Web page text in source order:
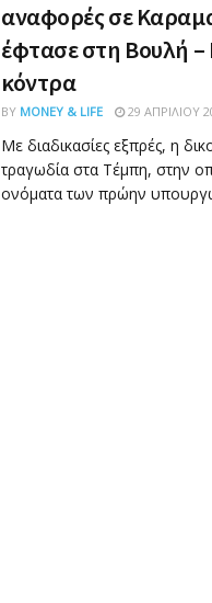
αναφορές σε
έφτασε στη Βουλή –
κόντρα
BY MONEY & LIFE 29 ΑΠΡΙΛΊΟΥ
Με διαδικασίες εξπρές, η
τραγωδία στα Τέμπη, στην
ονόματα των πρώην